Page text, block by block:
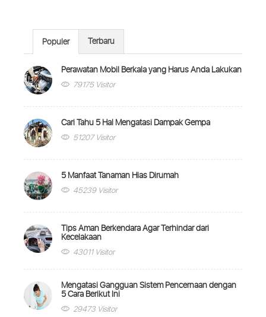
Populer Terbaru
Perawatan Mobil Berkala yang Harus Anda Lakukan
79175 Visitor
Cari Tahu 5 Hal Mengatasi Dampak Gempa
51207 Visitor
5 Manfaat Tanaman Hias Dirumah
45239 Visitor
Tips Aman Berkendara Agar Terhindar dari
Kecelakaan
43011 Visitor
Mengatasi Gangguan Sistem Pencernaan dengan
5 Cara Berikut Ini
29473 Visitor